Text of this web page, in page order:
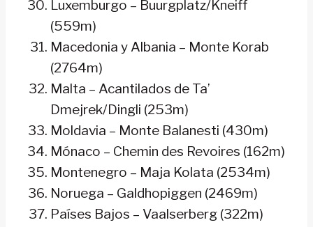
Luxemburgo – Buurgplatz/Kneiff
(559m)
Macedonia y Albania – Monte Korab
(2764m)
Malta – Acantilados de Ta’
Dmejrek/Dingli (253m)
Moldavia – Monte Balanesti (430m)
Mónaco – Chemin des Revoires (162m)
Montenegro – Maja Kolata (2534m)
Noruega – Galdhopiggen (2469m)
Países Bajos – Vaalserberg (322m)